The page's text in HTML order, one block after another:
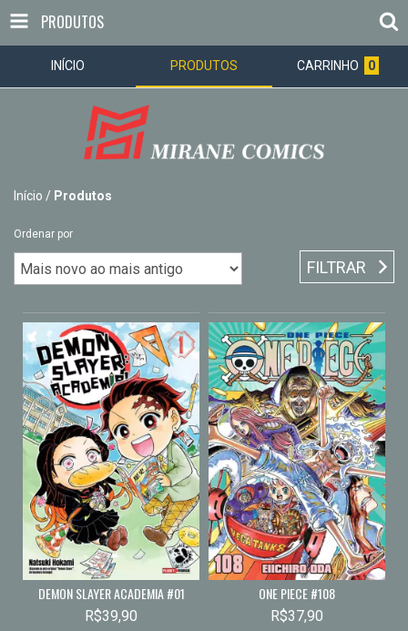
PRODUTOS
INÍCIO PRODUTOS CARRINHO 0
Início / Produtos
Ordenar por
FILTRAR
DEMON SLAYER ACADEMIA #01
R$39,90
ONE PIECE #108
R$37,90